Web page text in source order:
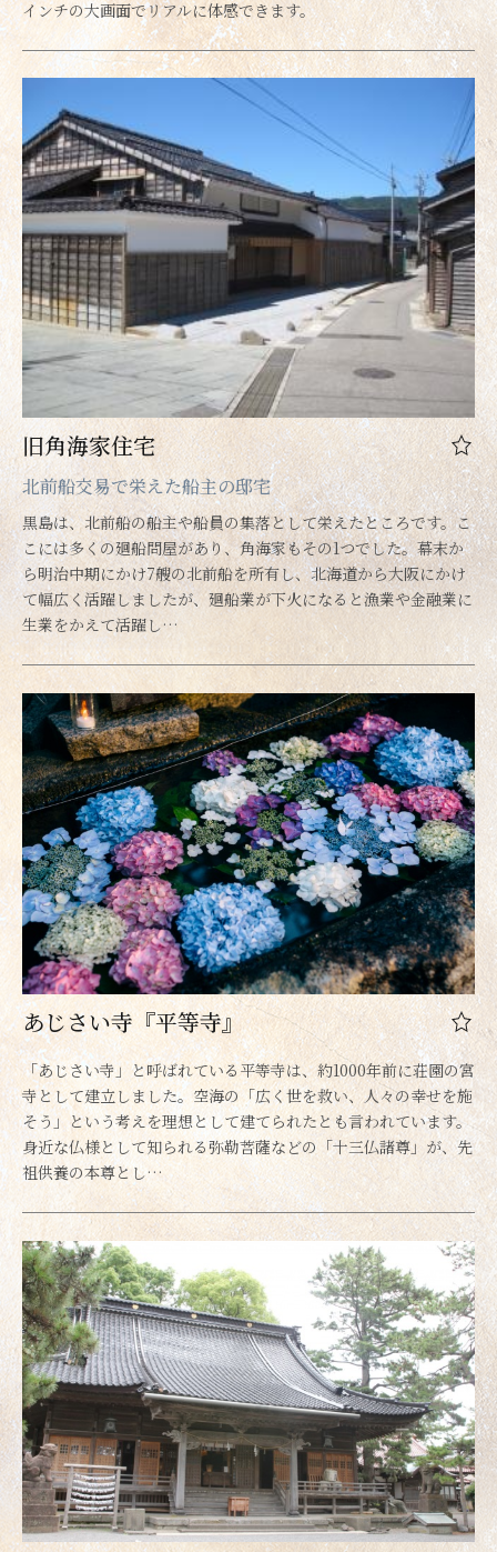
インチの大画面でリアルに体感できます。
旧角海家住宅
北前船交易で栄えた船主の邸宅
黒島は、北前船の船主や船員の集落として栄えたところです。こ
こには多くの廻船問屋があり、角海家もその1つでした。幕末か
ら明治中期にかけ7艘の北前船を所有し、北海道から大阪にかけ
て幅広く活躍しましたが、廻船業が下火になると漁業や金融業に
生業をかえて活躍し…
あじさい寺『平等寺』
「あじさい寺」と呼ばれている平等寺は、約1000年前に荘園の宮
寺として建立しました。空海の「広く世を救い、人々の幸せを施
そう」という考えを理想として建てられたとも言われています。
身近な仏様として知られる弥勒菩薩などの「十三仏諸尊」が、先
祖供養の本尊とし…